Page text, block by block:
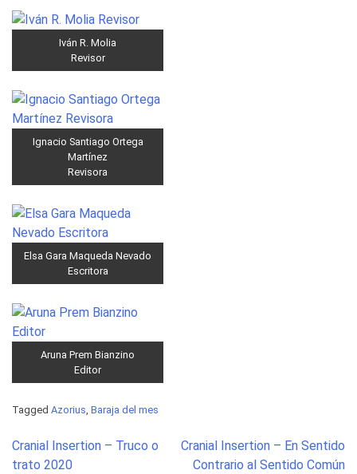
Iván R. Molia
Revisor
Ignacio Santiago Ortega
Martínez
Revisora
Elsa Gara Maqueda Nevado
Escritora
Aruna Prem Bianzino
Editor
Tagged Azorius, Baraja del mes
Post
navigation
Cranial Insertion – Truco o
trato 2020
Cranial Insertion – En Sentido
Contrario al Sentido Común